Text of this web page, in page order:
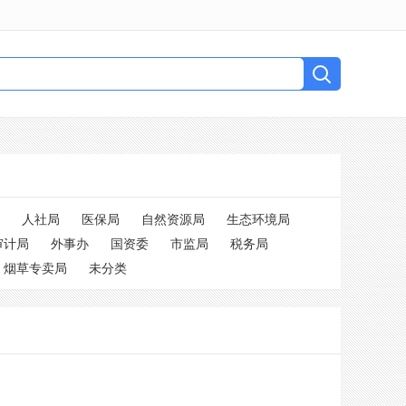
人社局 医保局 自然资源局
生态环境局
计局 外事办 国资委 市监局
税务局
烟草专卖局 未分类